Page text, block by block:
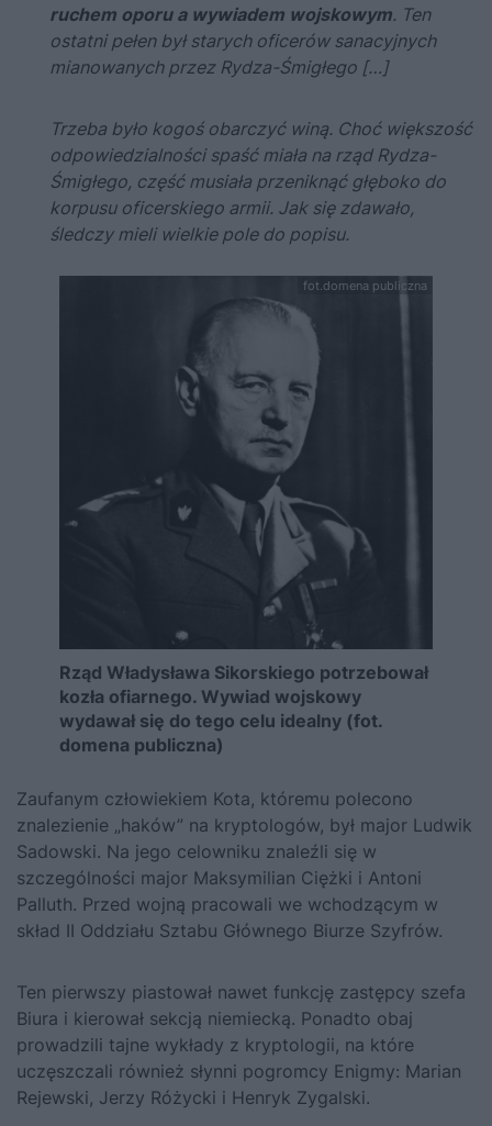
ruchem oporu a wywiadem wojskowym. Ten
ostatni pełen był starych oficerów sanacyjnych
mianowanych przez Rydza-Śmigłego […]
Trzeba było kogoś obarczyć winą. Choć większość
odpowiedzialności spaść miała na rząd Rydza-
Śmigłego, część musiała przeniknąć głęboko do
korpusu oficerskiego armii. Jak się zdawało,
śledczy mieli wielkie pole do popisu.
fot.domena publiczna
Rząd Władysława Sikorskiego potrzebował
kozła ofiarnego. Wywiad wojskowy
wydawał się do tego celu idealny (fot.
domena publiczna)
Zaufanym człowiekiem Kota, któremu polecono
znalezienie „haków” na kryptologów, był major Ludwik
Sadowski. Na jego celowniku znaleźli się w
szczególności major Maksymilian Ciężki i Antoni
Palluth. Przed wojną pracowali we wchodzącym w
skład II Oddziału Sztabu Głównego Biurze Szyfrów.
Ten pierwszy piastował nawet funkcję zastępcy szefa
Biura i kierował sekcją niemiecką. Ponadto obaj
prowadzili tajne wykłady z kryptologii, na które
uczęszczali również słynni pogromcy Enigmy: Marian
Rejewski, Jerzy Różycki i Henryk Zygalski.